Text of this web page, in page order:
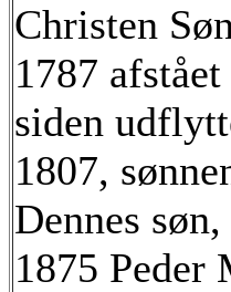
Christen
1787
siden
1807,
Dennes
1875